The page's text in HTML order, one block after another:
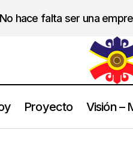
No hace falta ser una
Proyecto Visión –